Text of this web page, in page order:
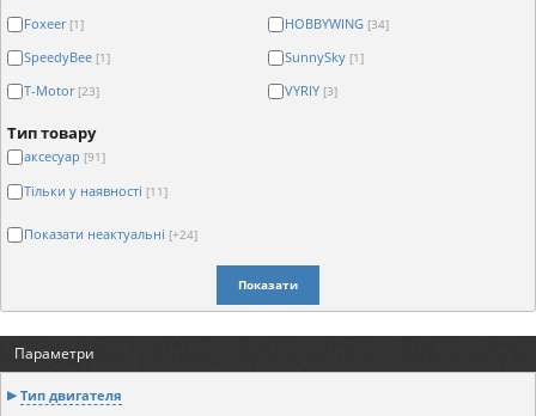
Foxeer [1] HOBBYWING [34]
SpeedyBee [1] SunnySky [1]
T-Motor [23] VYRIY [3]
Тип товару
аксесуар [91]
Тільки у наявності [11]
Показати неактуальні [+24]
Показати
Параметри
Тип двигателя